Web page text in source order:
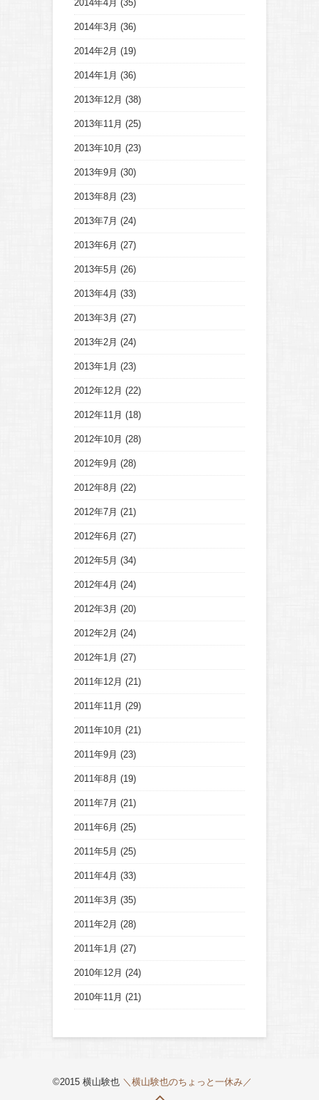
2014年4月 (35)
2014年3月 (36)
2014年2月 (19)
2014年1月 (36)
2013年12月 (38)
2013年11月 (25)
2013年10月 (23)
2013年9月 (30)
2013年8月 (23)
2013年7月 (24)
2013年6月 (27)
2013年5月 (26)
2013年4月 (33)
2013年3月 (27)
2013年2月 (24)
2013年1月 (23)
2012年12月 (22)
2012年11月 (18)
2012年10月 (28)
2012年9月 (28)
2012年8月 (22)
2012年7月 (21)
2012年6月 (27)
2012年5月 (34)
2012年4月 (24)
2012年3月 (20)
2012年2月 (24)
2012年1月 (27)
2011年12月 (21)
2011年11月 (29)
2011年10月 (21)
2011年9月 (23)
2011年8月 (19)
2011年7月 (21)
2011年6月 (25)
2011年5月 (25)
2011年4月 (33)
2011年3月 (35)
2011年2月 (28)
2011年1月 (27)
2010年12月 (24)
2010年11月 (21)
©2015 横山験也 ＼横山験也のちょっと一休み／